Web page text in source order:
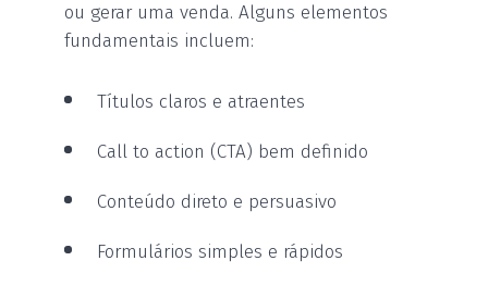
ou gerar uma venda. Alguns elementos
fundamentais incluem:
Títulos claros e atraentes
Call to action (CTA) bem definido
Conteúdo direto e persuasivo
Formulários simples e rápidos